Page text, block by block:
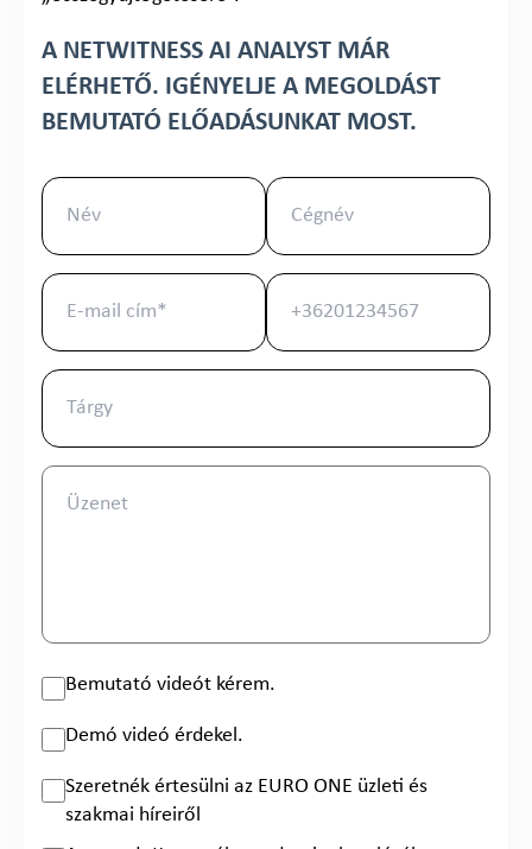
A NETWITNESS AI ANALYST MÁR
ELÉRHETŐ. IGÉNYELJE A MEGOLDÁST
BEMUTATÓ ELŐADÁSUNKAT MOST.
Bemutató videót kérem.
Demó videó érdekel.
Szeretnék értesülni az EURO ONE üzleti és
szakmai híreiről